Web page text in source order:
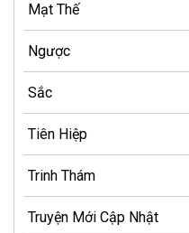
Mạt Thế
Ngược
Sắc
Tiên Hiệp
Trinh Thám
Truyện Mới Cập Nhật